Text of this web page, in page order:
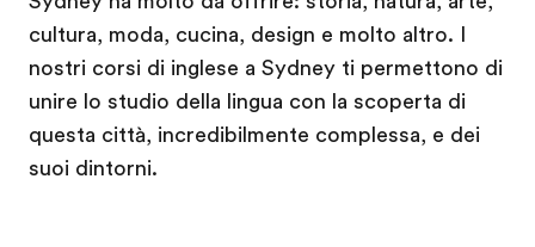
cultura, moda, cucina, design e molto altro. I
nostri corsi di inglese a Sydney ti permettono di
unire lo studio della lingua con la scoperta di
questa città, incredibilmente complessa, e dei
suoi dintorni.